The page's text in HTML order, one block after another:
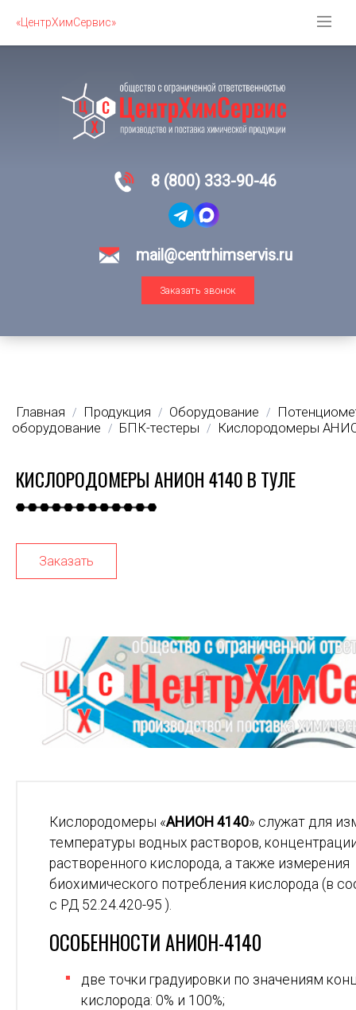
«ЦентрХимСервис»
8 (800) 333-90-46
mail@centrhimservis.ru
Заказать звонок
Главная / Продукция / Оборудование /
оборудование
/ БПК-тестеры / Кислородомеры
КИСЛОРОДОМЕРЫ АНИОН 4140 В ТУЛЕ
Заказать
Кислородомеры «АНИОН 4140» служат для
температуры водных растворов,
растворенного кислорода, а также измерения
биохимического потребления кислорода (в
с РД 52.24.420-95 ).
ОСОБЕННОСТИ АНИОН-4140
две точки градуировки по значениям
кислорода: 0% и 100%;